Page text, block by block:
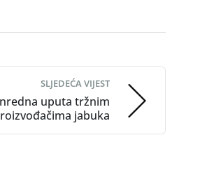
SLJEDEĆA VIJEST
uputa tržnim
jabuka